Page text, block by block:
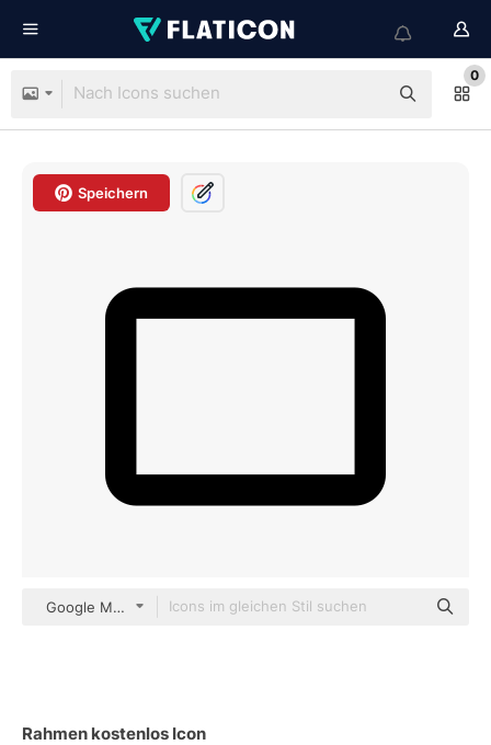
0
Speichern
Google Material Design Monochrome
Rahmen kostenlos Icon